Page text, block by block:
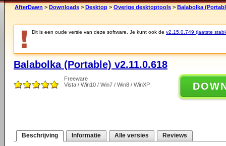
AfterDawn > Downloads > Desktop > Overige desktoptools > Balabolka
Dit is een oude versie van deze software. Je kunt ook de v2.15.0.749 (laatste
Balabolka (Portable) v2.11.0.618
Freeware
Vista / Win10 / Win7 / Win8 / WinXP
Beschrijving Informatie Alle versies Reviews